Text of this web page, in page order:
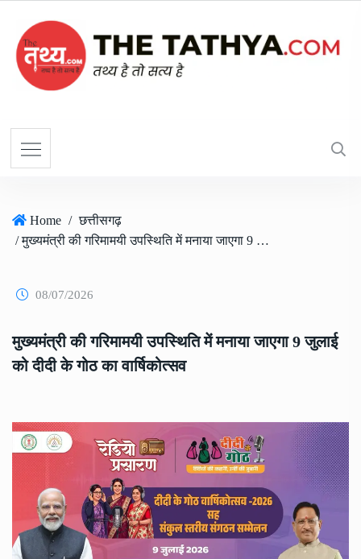
Home / छत्तीसगढ़
/ मुख्यमंत्री की गरिमामयी उपस्थिति में मनाया जाएगा 9 जुलाई को दीदी के गोठ का वार्षिकोत्सव
08/07/2026
मुख्यमंत्री की गरिमामयी उपस्थिति में मनाया जाएगा 9 जुलाई
को दीदी के गोठ का वार्षिकोत्सव